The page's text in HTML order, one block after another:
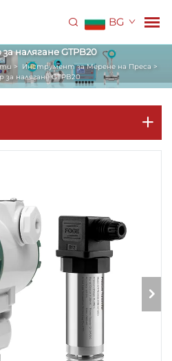
BG
налягане GTPB20
> Инструмент за Мерене на Преса >
налягане GTPB20